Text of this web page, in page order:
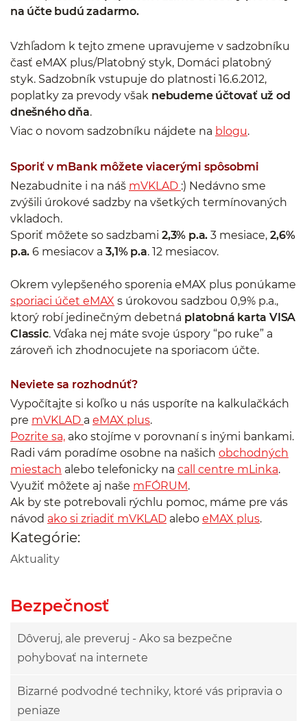
na účte budú zadarmo.
Vzhľadom k tejto zmene upravujeme v sadzobníku
časť eMAX plus/Platobný styk, Domáci platobný
styk. Sadzobník vstupuje do platnosti 16.6.2012,
poplatky za prevody však nebudeme účtovať už od
dnešného dňa.
Viac o novom sadzobníku nájdete na blogu.
Sporiť v mBank môžete viacerými spôsobmi
Nezabudnite i na náš mVKLAD :) Nedávno sme
zvýšili úrokové sadzby na všetkých termínovaných
vkladoch.
Sporiť môžete so sadzbami 2,3% p.a. 3 mesiace,2,6%
p.a. 6 mesiacov a3,1% p.a. 12 mesiacov.
Okrem vylepšeného sporenia eMAX plus ponúkame
sporiaci účet eMAX s úrokovou sadzbou 0,9% p.a.,
ktorý robí jedinečným debetná platobná karta VISA
Classic. Vďaka nej máte svoje úspory “po ruke” a
zároveň ich zhodnocujete na sporiacom účte.
Neviete sa rozhodnúť?
Vypočítajte si koľko u nás usporíte na kalkulačkách
pre mVKLAD a eMAX plus.
Pozrite sa, ako stojíme v porovnaní s inými bankami.
Radi vám poradíme osobne na našich obchodných
miestach alebo telefonicky na call centre mLinka.
Využiť môžete aj naše mFÓRUM.
Ak by ste potrebovali rýchlu pomoc, máme pre vás
návod ako si zriadiť mVKLAD alebo eMAX plus.
Kategórie:
Aktuality
Bezpečnosť
Dôveruj, ale preveruj - Ako sa bezpečne
pohybovať na internete
Bizarné podvodné techniky, ktoré vás pripravia o
peniaze